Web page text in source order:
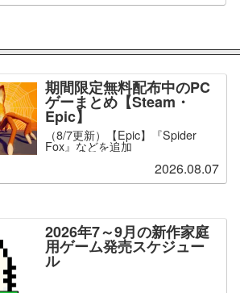
期間限定無料配布中のPC
ゲーまとめ【Steam・
Epic】
（8/7更新）【Epic】『Spider
Fox』などを追加
2026.08.07
2026年7～9月の新作家庭
用ゲーム発売スケジュー
ル